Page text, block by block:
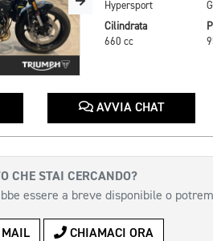
Hypersport
Cilindrata
660 cc
AVVIA CHAT
CHE STAI CERCANDO?
essere a breve disponibile o
CHIAMACI ORA